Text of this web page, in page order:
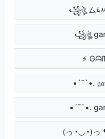
꧁ঔৣ ムﾑ
꧁ঔৣ
⚡
•´¯`•.
•´¯`•.
(っ◔◡◔)っ